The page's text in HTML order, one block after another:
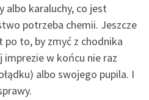
albo karaluchy, co jest
potrzeba chemii. Jeszcze
po to, by zmyć z chodnika
w końcu nie raz
albo swojego pupila. I